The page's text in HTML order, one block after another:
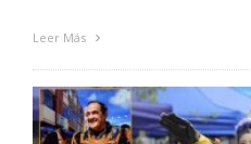
Leer Más